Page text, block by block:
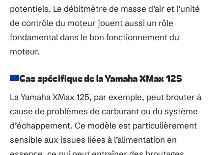
potentiels. Le débitmètre de masse d’air et l’unité
de contrôle du moteur jouent aussi un rôle
fondamental dans le bon fonctionnement du
moteur.
Cas spécifique de la Yamaha XMax 125
La Yamaha XMax 125, par exemple, peut brouter à
cause de problèmes de carburant ou du système
d’échappement. Ce modèle est particulièrement
sensible aux issues liées à l’alimentation en